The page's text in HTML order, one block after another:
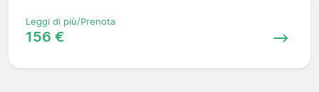
Leggi di più/Prenota
156 €